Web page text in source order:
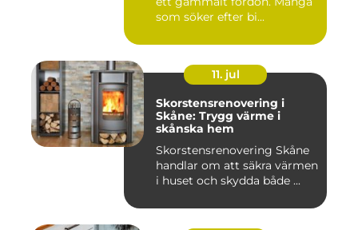
som söker efter bi...
11. jul
Skorstensrenovering i
Skåne: Trygg värme i
skånska hem
Skorstensrenovering Skåne
handlar om att säkra värmen
i huset och skydda både ...